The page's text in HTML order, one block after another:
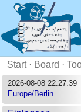
Start· Board ·
2026-08-08 22:27:39
Europe/Berlin